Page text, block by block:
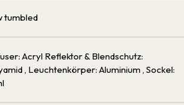
tumbled
Acryl Reflektor & Blendschutz:
, Leuchtenkörper: Aluminium , Sockel: